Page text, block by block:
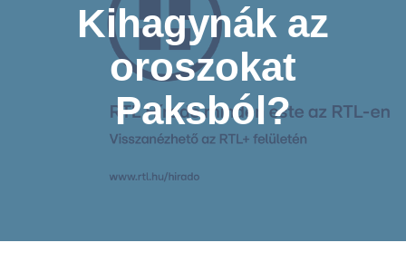
Kihagynák az
oroszokat
Paksból?